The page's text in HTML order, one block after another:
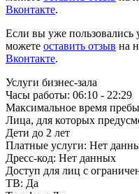
Вконтакте.
Если вы уже пользовались
можете оставить отзыв на
Вконтакте.
Услуги бизнес-зала
Часы работы: 06:10 - 22:29
Максимальное время
Лица, для которых
Дети до 2 лет
Платные услуги: Нет
Дресс-код: Нет данных
Доступ для лиц с
ТВ: Да